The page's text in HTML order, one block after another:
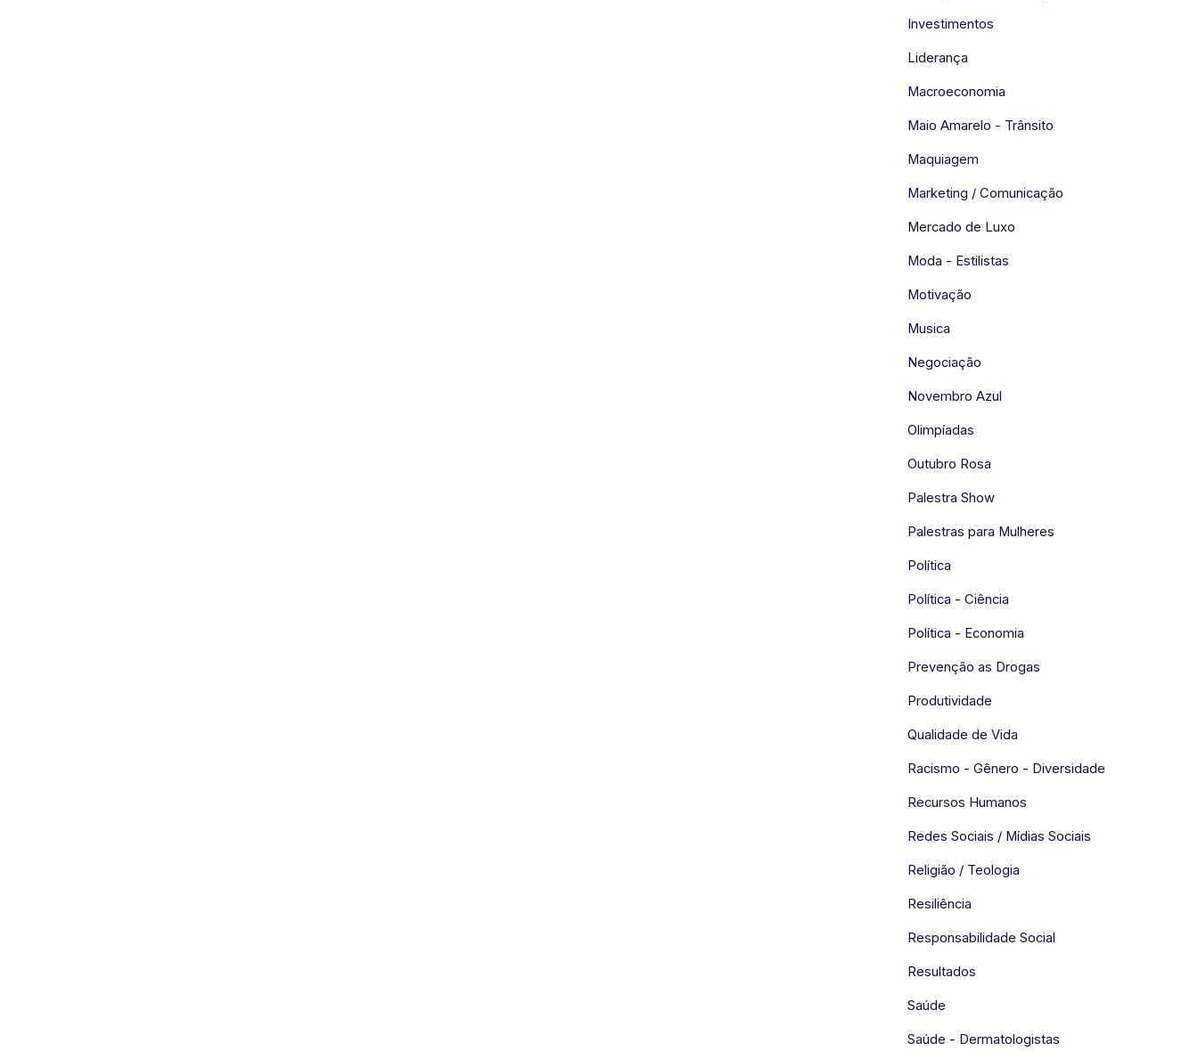
Investimentos
Liderança
Macroeconomia
Maio Amarelo - Trânsito
Maquiagem
Marketing / Comunicação
Mercado de Luxo
Moda - Estilistas
Motivação
Musica
Negociação
Novembro Azul
Olimpíadas
Outubro Rosa
Palestra Show
Palestras para Mulheres
Política
Política - Ciência
Política - Economia
Prevenção as Drogas
Produtividade
Qualidade de Vida
Racismo - Gênero - Diversidade
Recursos Humanos
Redes Sociais / Mídias Sociais
Religião / Teologia
Resiliência
Responsabilidade Social
Resultados
Saúde
Saúde - Dermatologistas